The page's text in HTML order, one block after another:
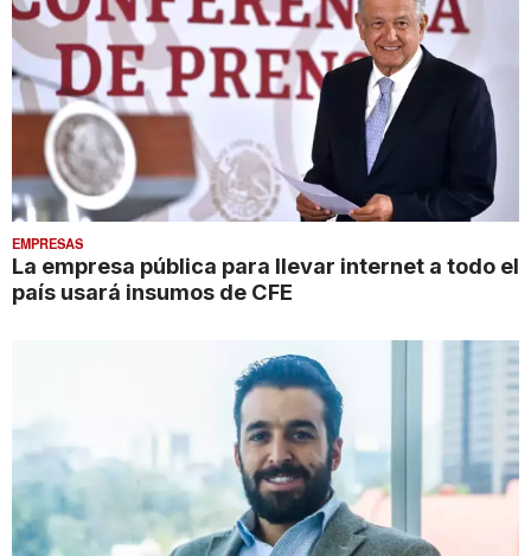
EMPRESAS
La empresa pública para llevar internet a todo el
país usará insumos de CFE